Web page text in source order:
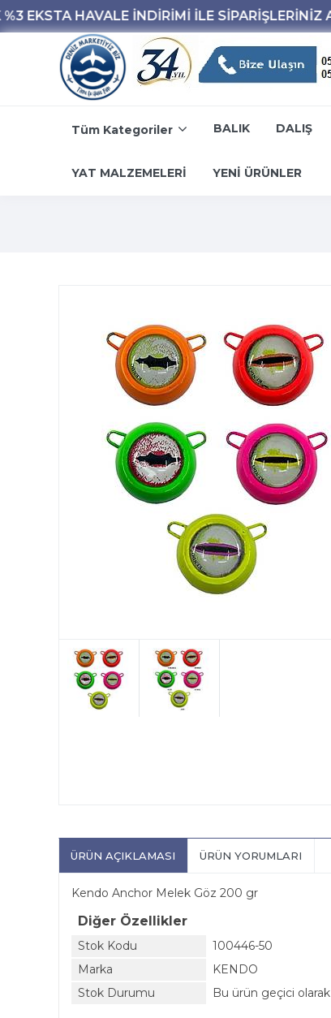
Tüm Kategoriler BALIK DALIŞ
YAT MALZEMELERİ YENİ ÜRÜNLER
ÜRÜN AÇIKLAMASI ÜRÜN YORUMLARI
Kendo Anchor Melek Göz 200 gr
Diğer Özellikler
Stok Kodu
100446-50
Marka
KENDO
Stok Durumu
Bu ürün geçici